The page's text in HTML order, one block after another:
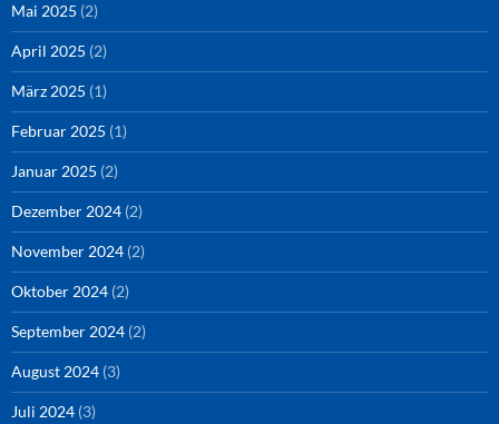
Mai 2025 (2)
April 2025 (2)
März 2025 (1)
Februar 2025 (1)
Januar 2025 (2)
Dezember 2024 (2)
November 2024 (2)
Oktober 2024 (2)
September 2024 (2)
August 2024 (3)
Juli 2024 (3)